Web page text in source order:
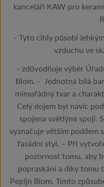
kanceláři KAW pro
- Tyto cihly působí
vzduchu ve
- zdůvodňuje výběr
Blom. - Jednotná bílá
mimořádný tvar a
Celý dojem byl navíc
spojena světlými spoji.
vyznačuje větším podílem
fasádní styl. – Při
pozornost tomu, aby
popraskání a díky tomu
Pepijn Blom. Tímto